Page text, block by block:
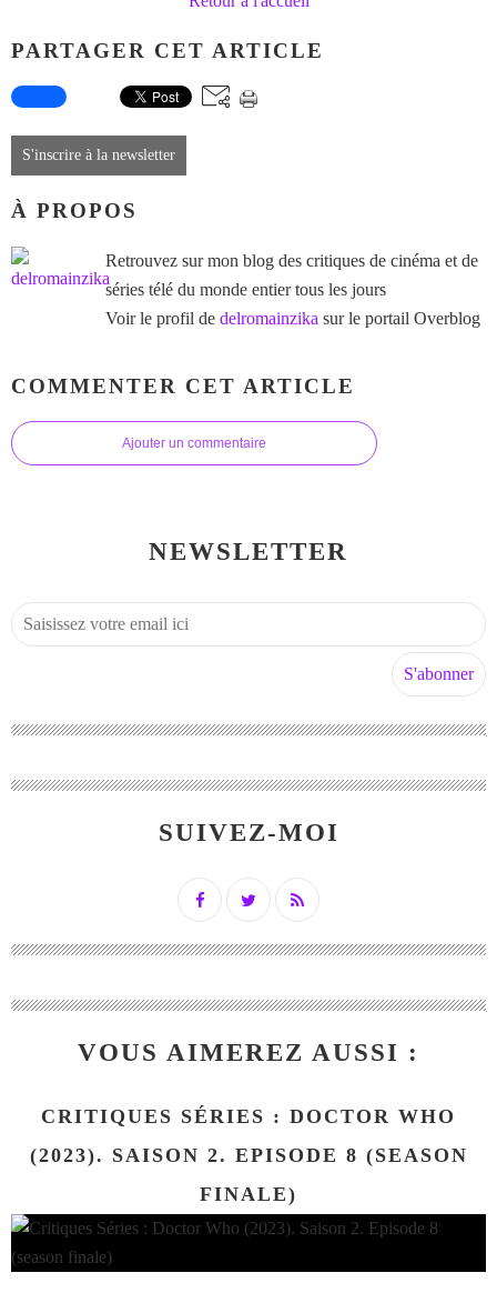
PARTAGER CET ARTICLE
S'inscrire à la newsletter
À PROPOS
Retrouvez sur mon blog des critiques de cinéma et de
séries télé du monde entier tous les jours
Voir le profil de delromainzika sur le portail Overblog
COMMENTER CET ARTICLE
Ajouter un commentaire
NEWSLETTER
SUIVEZ-MOI
VOUS AIMEREZ AUSSI :
CRITIQUES SÉRIES : DOCTOR WHO
(2023). SAISON 2. EPISODE 8 (SEASON
FINALE)